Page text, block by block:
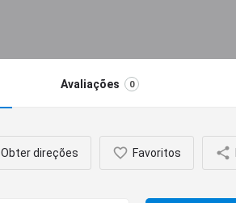
Avaliações 0
Obter direções Favoritos